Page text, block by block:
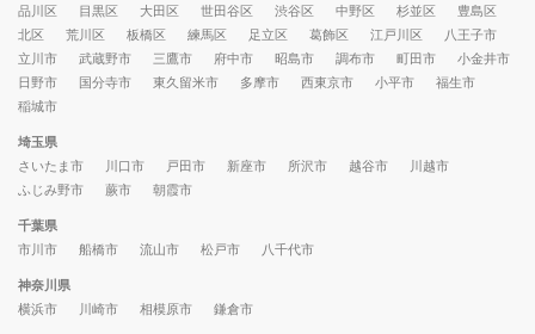
品川区
目黒区 大田区 世田谷区 渋谷区 中野区 杉並区
豊島区
北区
荒川区 板橋区 練馬区 足立区 葛飾区 江戸川区
八王子市
立川市
武蔵野市 三鷹市 府中市 昭島市 調布市 町田市
小金井市
日野市
国分寺市 東久留米市 多摩市 西東京市 小平市
福生市
稲城市
埼玉県
さいたま市
川口市 戸田市 新座市 所沢市 越谷市
川越市
ふじみ野市
蕨市 朝霞市
千葉県
市川市
船橋市 流山市 松戸市 八千代市
神奈川県
横浜市
川崎市 相模原市 鎌倉市